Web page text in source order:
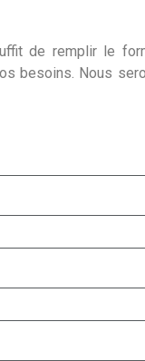
de remplir le
besoins. Nous